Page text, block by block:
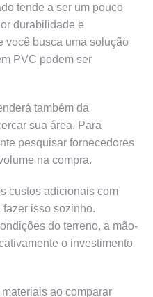
tende a ser um pouco
durabilidade e
você busca uma solução
PVC podem ser
também da
sua área. Para
pesquisar fornecedores
na compra.
custos adicionais com
isso sozinho.
do terreno, a mão-
o investimento
ao comparar